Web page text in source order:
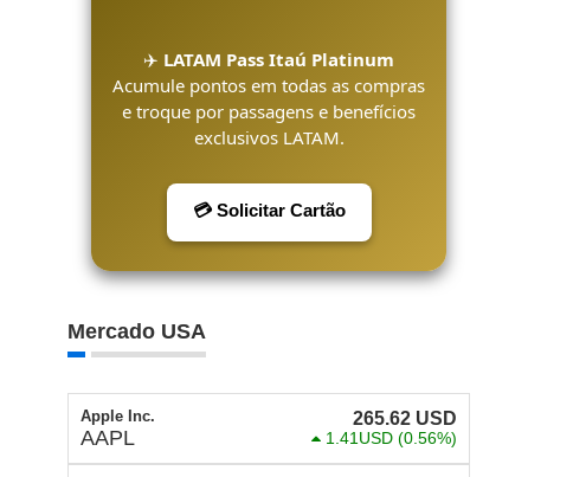
✈️ LATAM Pass Itaú Platinum
Acumule pontos em todas as compras
e troque por passagens e benefícios
exclusivos LATAM.
💳 Solicitar Cartão
Mercado USA
Apple Inc.
AAPL
265.62 USD
1.41USD (0.56%)